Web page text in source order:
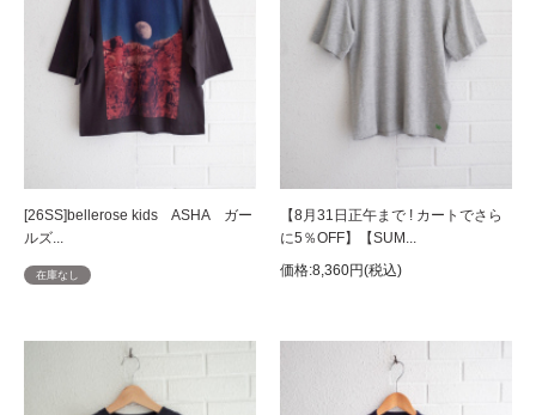
[26SS]bellerose kids ASHA ガー
ルズ...
在庫なし
【8月31日正午まで ! カートでさら
に5％OFF】【SUM...
価格:8,360円(税込)